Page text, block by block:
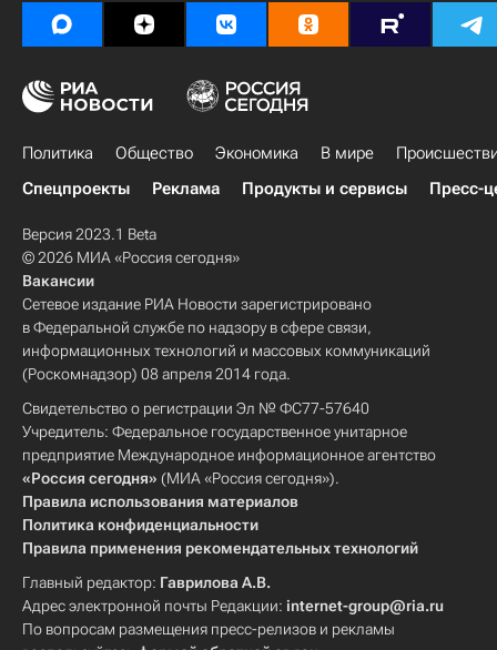
Политика Общество Экономика В мире
Спецпроекты
Реклама Продукты и сервисы Пресс-
Версия 2023.1 Beta
© 2026 МИА «Россия сегодня»
Вакансии
Сетевое издание РИА Новости зарегистрировано
в Федеральной службе по надзору в сфере связи,
информационных технологий и массовых коммуникаций
(Роскомнадзор) 08 апреля 2014 года.
Свидетельство о регистрации Эл № ФС77-57640
Учредитель: Федеральное государственное унитарное
предприятие Международное информационное агентство
«Россия сегодня» (МИА «Россия сегодня»).
Правила использования материалов
Политика конфиденциальности
Правила применения рекомендательных технологий
Главный редактор: Гаврилова А.В.
Адрес электронной почты Редакции: internet-group@ria.ru
По вопросам размещения пресс-релизов и рекламы